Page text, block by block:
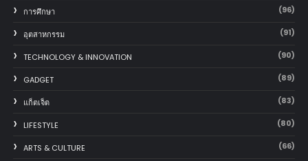
การศึกษา (96)
อุตสาหกรรม (91)
TECHNOLOGY & INNOVATION (90)
GADGET (89)
แก็ตเจ็ต (83)
LIFESTYLE (80)
ARTS & CULTURE (66)